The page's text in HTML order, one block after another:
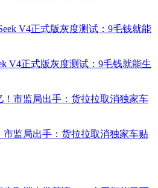
V4正式版灰度测试：9毛钱就能生
市监局出手：货拉拉取消独家车贴